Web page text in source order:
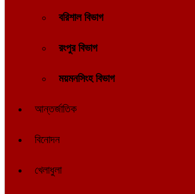
বরিশাল বিভাগ
রংপুর বিভাগ
ময়মনসিংহ বিভাগ
আন্তর্জাতিক
বিনোদন
খেলাধুলা